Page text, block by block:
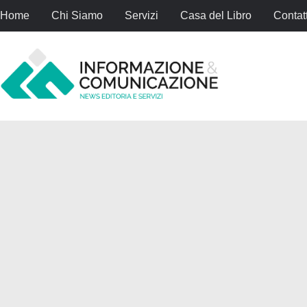
Home Chi Siamo Servizi Casa del Libro